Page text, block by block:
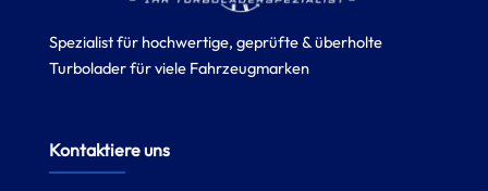
Spezialist für hochwertige, geprüfte & überholte
Turbolader für viele Fahrzeugmarken
Kontaktiere uns